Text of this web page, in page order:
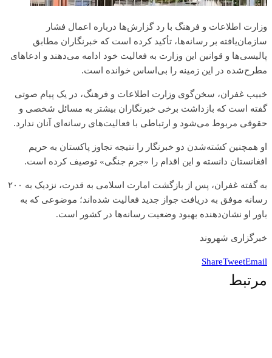
وزارت اطلاعات و فرهنگ با رد گزارش‌ها درباره اعمال فشار
سازمان‌یافته بر رسانه‌ها، تأکید کرده است که خبرنگاران مطابق
پالیسی‌ها و قوانین این وزارت به فعالیت خود ادامه می‌دهند و ادعاهای
مطرح‌شده در این زمینه را بی‌اساس خوانده است.
خبیب غفران، سخن‌گوی وزارت اطلاعات و فرهنگ، در یک پیام صوتی
گفته است که بازداشت برخی خبرنگاران بیشتر به مسائل شخصی و
حقوقی مربوط می‌شود و ارتباطی با فعالیت‌های رسانه‌ای آنان ندارد.
او همچنین کشته‌شدن دو خبرنگار را نتیجه تجاوز پاکستان به حریم
افغانستان دانسته و این اقدام را «جرم جنگی» توصیف کرده است.
به گفته غفران، پس از بازگشت امارت اسلامی به قدرت، نزدیک به ۲۰۰
رسانه موفق به دریافت جواز جدید فعالیت شده‌اند؛ موضوعی که به
باور او نشان‌دهنده بهبود وضعیت رسانه‌ها در کشور است.
خبرگزاری شهروند
ShareTweetEmail
مرتبط